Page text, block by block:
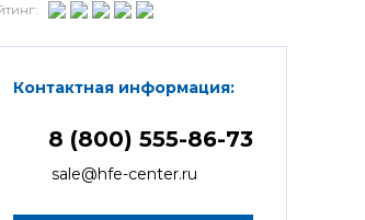
Контактная информация:
8 (800) 555-86-73
sale@hfe-center.ru